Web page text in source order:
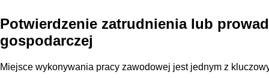
Potwierdzenie zatrudnienia lub
gospodarczej
Miejsce wykonywania pracy zawodowej jest jednym z